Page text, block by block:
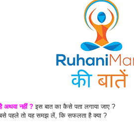
अथवा नहीं ?इस बात का कैसे पता लगाया जाए ?
पहले तो यह समझ लें, कि सफलता है क्या ?